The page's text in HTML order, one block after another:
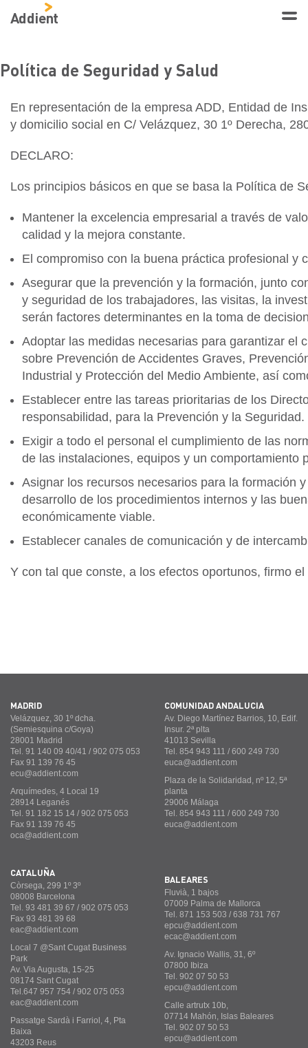
Addient
Política de Seguridad y Salud
En representación de la empresa ADD, Entidad de
y domicilio social en C/ Velázquez, 30 1º Derecha,
DECLARO:
Los principios básicos en que se basa la Política de
Mantener la excelencia empresarial a través de
calidad y la mejora constante.
El compromiso con la buena práctica profesional y
Asegurar que la prevención y la formación, junto
y seguridad de los trabajadores, las visitas, la
serán factores determinantes en la toma de
Adoptar las medidas necesarias para garantizar el
sobre Prevención de Accidentes Graves,
Industrial y Protección del Medio Ambiente, así
Establecer entre las tareas prioritarias de los
responsabilidad, para la Prevención y la Seguridad.
Exigir a todo el personal el cumplimiento de las
de las instalaciones, equipos y un comportamiento
Asignar los recursos necesarios para la formación
desarrollo de los procedimientos internos y las
económicamente viable.
Establecer canales de comunicación y de
Y con tal que conste, a los efectos oportunos, firmo
MADRID
Velázquez, 30 1º dcha.
(Semiesquina c/Goya)
28001 Madrid
Tel. 91 140 09 40/41 / 902 075 053
Fax 91 139 76 45
ecu@addient.com
Arquímedes, 4 Local 19
28914 Leganés
Tel. 91 182 15 14 / 902 075 053
Fax 91 139 76 45
oca@addient.com
CATALUÑA
Còrsega, 299 1º 3º
08008 Barcelona
Tel. 93 481 39 67 / 902 075 053
Fax 93 481 39 68
eac@addient.com
Local 7 @Sant Cugat Business
Park
Av. Via Augusta, 15-25
08174 Sant Cugat
Tel.647 957 754 / 902 075 053
eac@addient.com
Passatge Sardà i Farriol, 4, Pta
Baixa
43203 Reus
COMUNIDAD ANDALUCÍA
Av. Diego Martínez Barrios, 10, Edif.
Insur. 2ª plta
41013 Sevilla
Tel. 854 943 111 / 600 249 730
euca@addient.com
Plaza de la Solidaridad, nº 12, 5ª
planta
29006 Málaga
Tel. 854 943 111 / 600 249 730
euca@addient.com
BALEARES
Fluvià, 1 bajos
07009 Palma de Mallorca
Tel. 871 153 503 / 638 731 767
epcu@addient.com
ecac@addient.com
Av. Ignacio Wallis, 31, 6º
07800 Ibiza
Tel. 902 07 50 53
epcu@addient.com
Calle artrutx 10b,
07714 Mahón, Islas Baleares
Tel. 902 07 50 53
epcu@addient.com